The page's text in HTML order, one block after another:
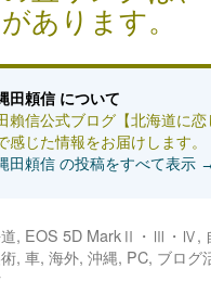
あります。
田頼信 について
賴信公式ブログ【北海道に
感じた情報をお届けします。
田頼信 の投稿をすべて表示
, EOS 5D MarkⅡ・Ⅲ・Ⅳ,
, 車, 海外, 沖縄, PC, ブログ